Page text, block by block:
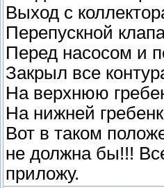
Выход с
Перепускной
Перед насосом и
Закрыл все
На верхнюю
На нижней
Вот в таком
не должна бы!!!
приложу.